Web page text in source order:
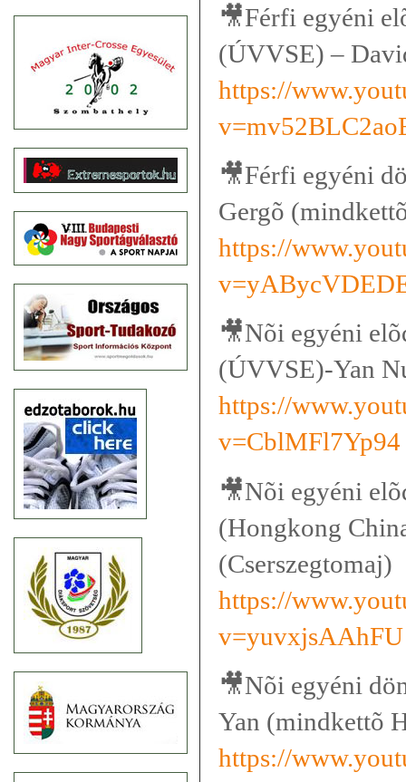
🎥Férfi egyéni
(ÚVVSE) –
https://
🎥Férfi egyéni
Gergõ
https://
🎥Nõi egyéni
(ÚVVSE)-Yan
https://
v=CblMFl7Yp94
🎥Nõi egyéni
(Hongkong
(Cserszegtomaj)
https://
v=yuvxjsAAhFU
🎥Nõi egyéni
Yan (mindkettõ
https://